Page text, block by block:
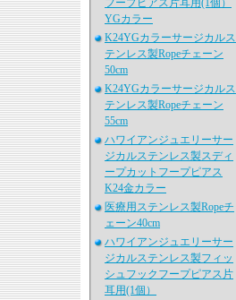
フープピアス片耳用(1個）
YGカラー
K24YGカラーサージカルス
テンレス製Ropeチェーン
50cm
K24YGカラーサージカルス
テンレス製Ropeチェーン
55cm
ハワイアンジュエリーサー
ジカルステンレス製スディ
ープカットフープピアス
K24金カラー
医療用ステンレス製Ropeチ
ェーン40cm
ハワイアンジュエリーサー
ジカルステンレス製フィッ
シュフックフープピアス片
耳用(1個）